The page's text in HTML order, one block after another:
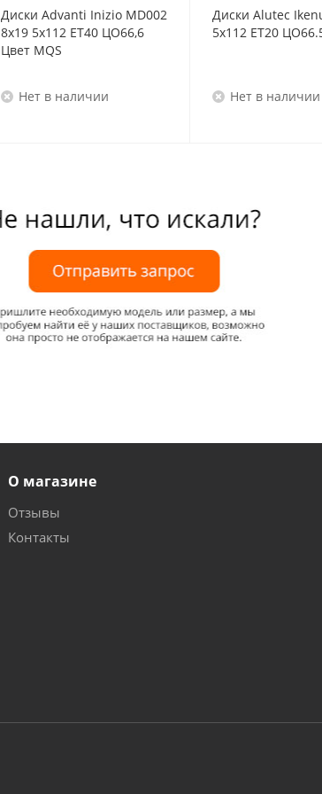
Диски Advanti Inizio MD002
8x19 5x112 ET40 ЦО66,6
Цвет MQS
Нет в наличии
Диски Alutec
5x112 ET20
Нет в наличии
О магазине
Отзывы
Контакты